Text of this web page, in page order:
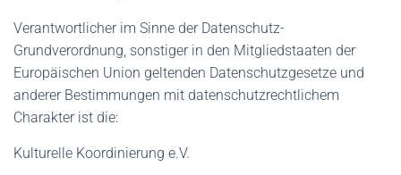
Verantwortlicher im Sinne der Datenschutz-
Grundverordnung, sonstiger in den Mitgliedstaaten der
Europäischen Union geltenden Datenschutzgesetze und
anderer Bestimmungen mit datenschutzrechtlichem
Charakter ist die:
Kulturelle Koordinierung e.V.